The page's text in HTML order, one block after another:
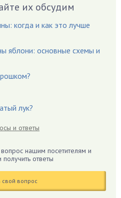
их обсудим
когда и как это лучше
яблони: основные схемы и
лук?
и ответы
нашим посетителям и
получить ответы
свой вопрос